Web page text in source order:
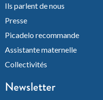
Ils parlent de nous
Presse
Picadelo recommande
Assistante maternelle
Collectivités
Newsletter